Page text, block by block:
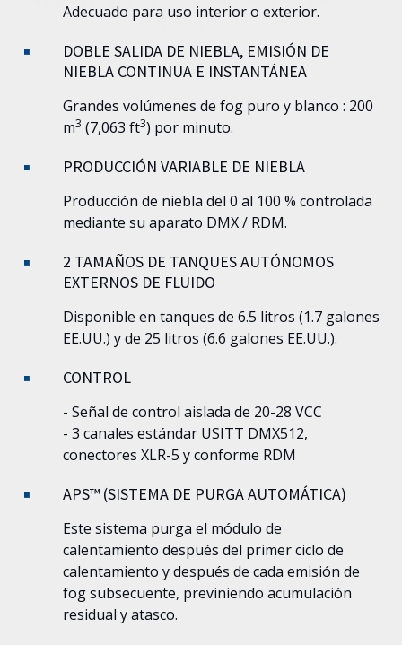
Adecuado para uso interior o exterior.
DOBLE SALIDA DE NIEBLA, EMISIÓN DE
NIEBLA CONTINUA E INSTANTÁNEA
Grandes volúmenes de fog puro y blanco : 200
m3 (7,063 ft3) por minuto.
PRODUCCIÓN VARIABLE DE NIEBLA
Producción de niebla del 0 al 100 % controlada
mediante su aparato DMX / RDM.
2 TAMAÑOS DE TANQUES AUTÓNOMOS
EXTERNOS DE FLUIDO
Disponible en tanques de 6.5 litros (1.7 galones
EE.UU.) y de 25 litros (6.6 galones EE.UU.).
CONTROL
- Señal de control aislada de 20-28 VCC
- 3 canales estándar USITT DMX512,
conectores XLR-5 y conforme RDM
APS™ (SISTEMA DE PURGA AUTOMÁTICA)
Este sistema purga el módulo de
calentamiento después del primer ciclo de
calentamiento y después de cada emisión de
fog subsecuente, previniendo acumulación
residual y atasco.